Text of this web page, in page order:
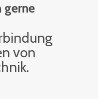
gerne
von